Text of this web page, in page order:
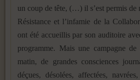
un coup de tête, (…) il s’est permis de
Résistance et l’infamie de la
ont été accueillis par son auditoire
programme. Mais une campagne
matin, de grandes consciences
déçues, désolées, affectées,